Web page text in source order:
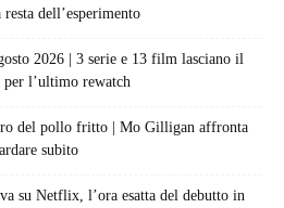
dell’esperimento
2026 | 3 serie e 13 film lasciano il
per l’ultimo rewatch
del pollo fritto | Mo Gilligan affronta
subito
su Netflix, l’ora esatta del debutto in